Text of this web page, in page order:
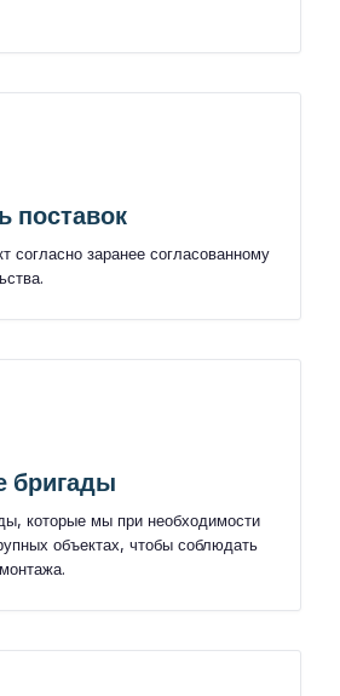
поставок
согласно заранее согласованному
бригады
которые мы при необходимости
объектах, чтобы соблюдать